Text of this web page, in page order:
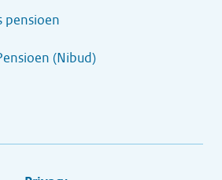
pensioen
(Nibud)